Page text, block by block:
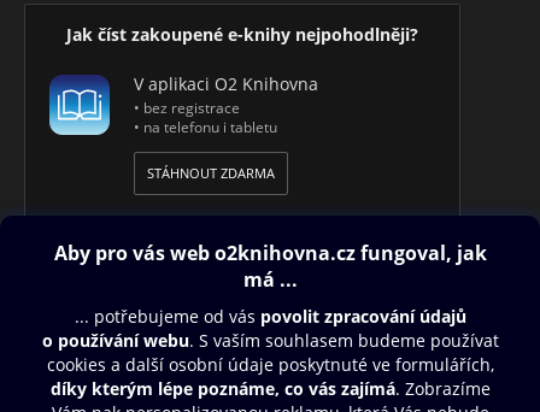
Jak číst zakoupené e-knihy nejpohodlněji?
V aplikaci O2 Knihovna
• bez registrace
• na telefonu i tabletu
STÁHNOUT ZDARMA
Obsah ke stažení
Moje O2 Knihovna